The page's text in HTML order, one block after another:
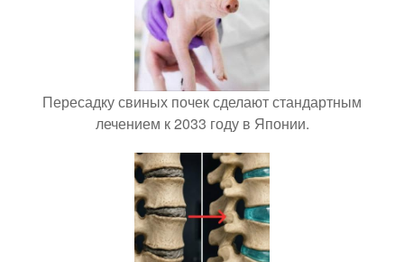
Пересадку свиных почек сделают стандартным
лечением к 2033 году в Японии.